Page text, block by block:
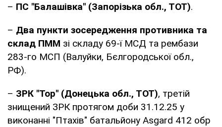
– ПС "Балашівка" (Запорізька обл., ТОТ).
– Два пункти зосередження противника та
склад ПММ зі складу 69-ї МСД та рембази
283-го МСП (Валуйки, Бєлгородської обл.,
РФ).
– ЗРК "Тор" (Донецька обл., ТОТ), третій
знищений ЗРК протягом доби 31.12.25 у
виконанні "Птахів" батальйону Asgard 412 обр